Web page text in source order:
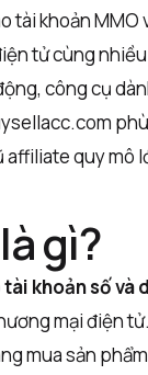
tài khoản
tử cùng
công cụ
affiliate quy mô
gì?
khoản số và
mại điện
mua sản